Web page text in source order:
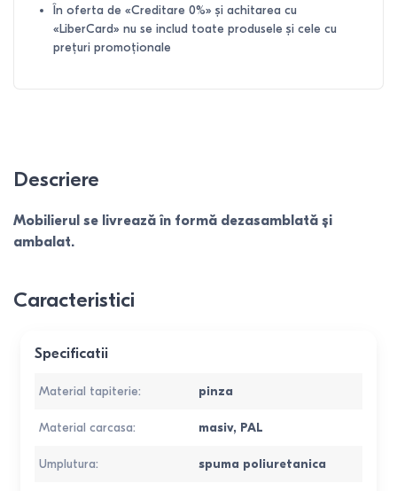
În oferta de «Creditare 0%» și achitarea cu
«LiberCard» nu se includ toate produsele și cele cu
prețuri promoționale
Descriere
Mobilierul se livrează în formă dezasamblată și
ambalat.
Caracteristici
Specificatii
Material tapiterie: pinza
Material carcasa: masiv, PAL
Umplutura: spuma poliuretanica